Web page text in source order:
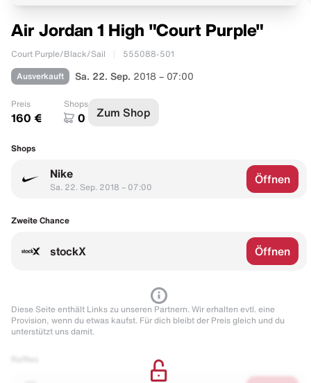
Air Jordan 1 High "Court Purple"
Court Purple/Black/Sail 555088-501
Ausverkauft Sa. 22. Sep. 2018 – 07:00
Preis
160 €
Shops
0 Zum Shop
Shops
Nike
Sa. 22. Sep. 2018 – 07:00
Öffnen
Zweite Chance
stockX Öffnen
Diese Seite enthält Links zu unseren Partnern. Wir erhalten evtl. eine
Provision, wenn du etwas kaufst. Für dich bleibt der Preis gleich und du
unterstützt uns damit.